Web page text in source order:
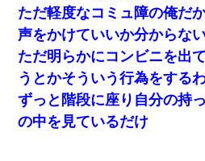
200万を貸したコウトから、追加で
義弟より娘たちが大事」旦那「娘た
（は？）
義兄嫁が義実家で「コロナ陽性だっ
さい」と言い出してド修羅場になった
ただ軽度なコミュ障の俺だ
声をかけていいか分からな
ただ明らかにコンビニを出
うとかそういう行為をする
ずっと階段に座り自分の持
の中を見ているだけ